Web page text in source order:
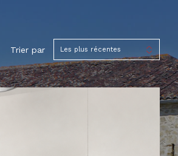
Trier par Les plus récentes